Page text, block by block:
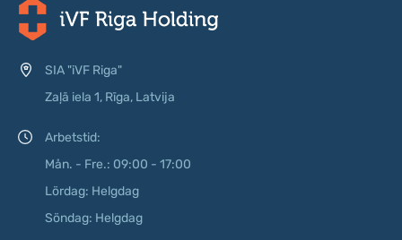
SIA "iVF Riga"
Zaļā iela 1, Rīga, Latvija
Arbetstid:
Mån. - Fre.: 09:00 - 17:00
Lördag: Helgdag
Söndag: Helgdag